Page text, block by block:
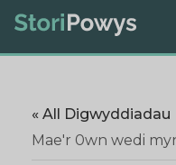
« All Digwyddiadau
Mae'r 0wn wedi